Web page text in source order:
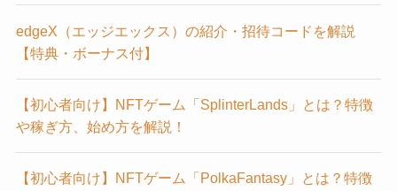
edgeX（エッジエックス）の紹介・招待コードを解説
【特典・ボーナス付】
【初心者向け】NFTゲーム「SplinterLands」とは？特徴
や稼ぎ方、始め方を解説！
【初心者向け】NFTゲーム「PolkaFantasy」とは？特徴